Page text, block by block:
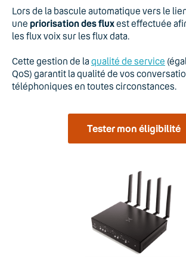
Lors de la bascule automatique vers le
une priorisation des fluxest effectuée
les flux voix sur les flux data.
Cette gestion de la qualité de service
QoS) garantit la qualité de vos
téléphoniques en toutes circonstances.
Tester mon éligibilité